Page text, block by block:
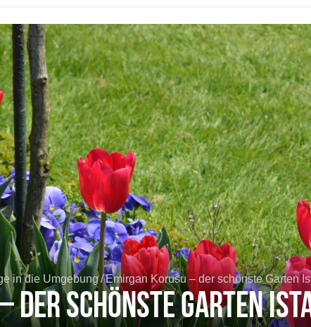
in die Umgebung /Emirgan Korusu – der schönste Garten
der schönste Garten